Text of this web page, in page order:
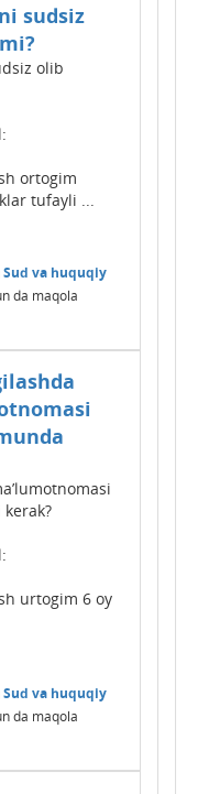
sudsiz
olib
ortogim
tufayli ...
Sud va huquqiy
da maqola
urtogim 6 oy
Sud va huquqiy
da maqola